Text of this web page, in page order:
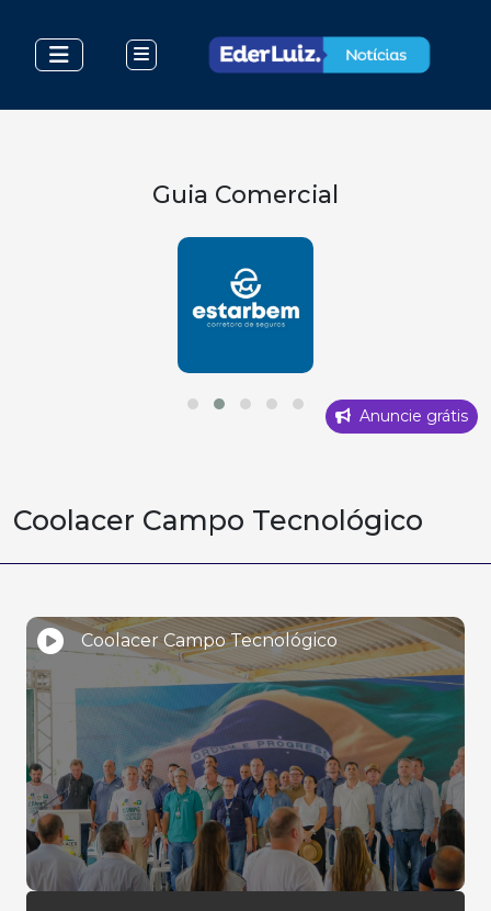
Guia Comercial
Anuncie grátis
Coolacer Campo Tecnológico
Coolacer Campo Tecnológico